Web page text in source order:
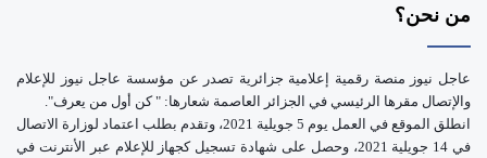
من نحن؟
عاجل نيوز منصة رقمية إعلامية جزائرية تصدر عن مؤسسة عاجل نيوز للإعلام
والإتصال مقرها الرئيسي في الجزائر العاصمة شعارها: " كن أول من يعرف".
انطلق الموقع في العمل يوم 5 جويلية 2021، وتقدم بطلب اعتماد لوزارة الاتصال
في 14 جويلية 2021، وحصل على شهادة تسجيل كجهاز للإعلام عبر الأنترنت في